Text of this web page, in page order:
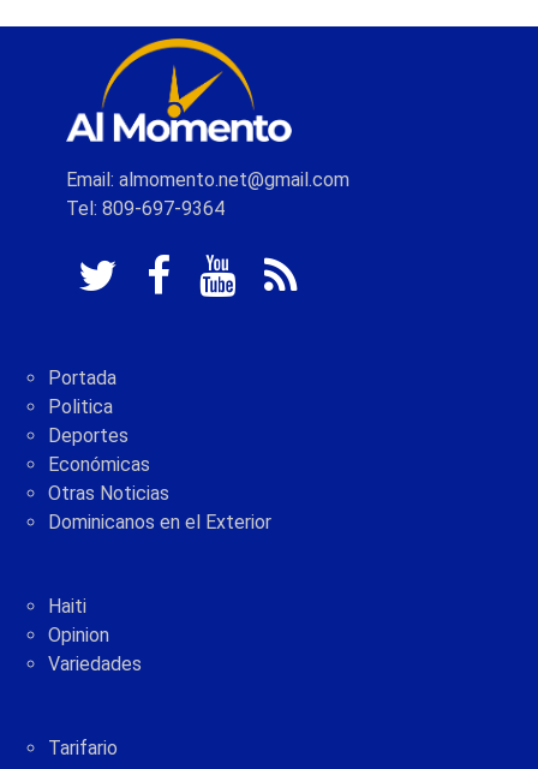
Email: almomento.net@gmail.com
Tel: 809-697-9364
Portada
Politica
Deportes
Económicas
Otras Noticias
Dominicanos en el Exterior
Haiti
Opinion
Variedades
Tarifario